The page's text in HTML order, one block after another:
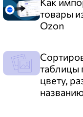
товары
Ozon
таблицы
цвету,